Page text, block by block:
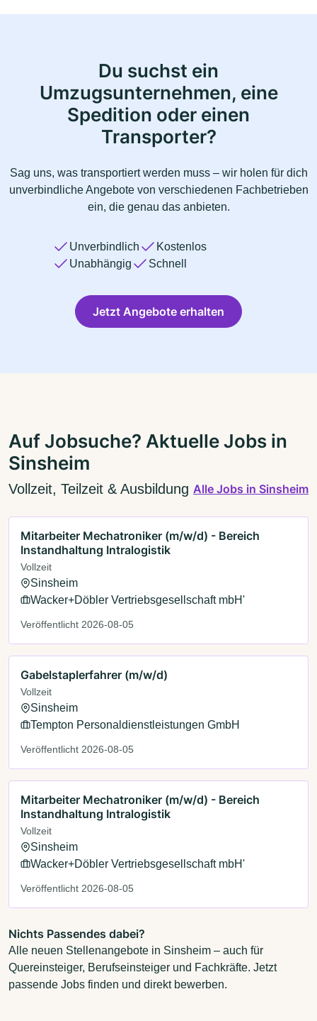
Du suchst ein
Umzugsunternehmen, eine
Spedition oder einen
Transporter?
Sag uns, was transportiert werden muss – wir holen für dich
unverbindliche Angebote von verschiedenen Fachbetrieben
ein, die genau das anbieten.
Unverbindlich
Kostenlos
Unabhängig
Schnell
Jetzt Angebote erhalten
Auf Jobsuche? Aktuelle Jobs in
Sinsheim
Vollzeit, Teilzeit & Ausbildung Alle Jobs in Sinsheim
Mitarbeiter Mechatroniker (m/w/d) - Bereich
Instandhaltung Intralogistik
Vollzeit
Sinsheim
Wacker+Döbler Vertriebsgesellschaft mbH'
Veröffentlicht 2026-08-05
Gabelstaplerfahrer (m/w/d)
Vollzeit
Sinsheim
Tempton Personaldienstleistungen GmbH
Veröffentlicht 2026-08-05
Mitarbeiter Mechatroniker (m/w/d) - Bereich
Instandhaltung Intralogistik
Vollzeit
Sinsheim
Wacker+Döbler Vertriebsgesellschaft mbH'
Veröffentlicht 2026-08-05
Nichts Passendes dabei?
Alle neuen Stellenangebote in Sinsheim – auch für
Quereinsteiger, Berufseinsteiger und Fachkräfte. Jetzt
passende Jobs finden und direkt bewerben.